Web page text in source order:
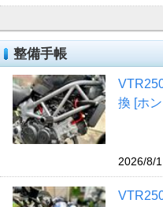
整備手帳
換 [ホ
2026/8/